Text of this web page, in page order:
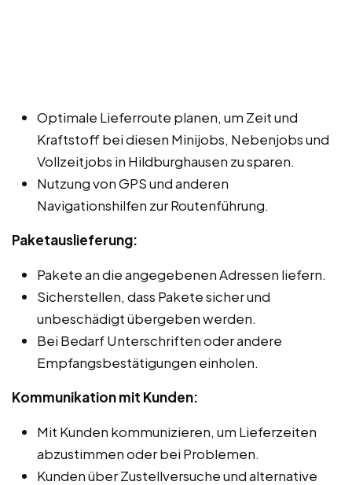
Optimale Lieferroute planen, um Zeit und
Kraftstoff bei diesen Minijobs, Nebenjobs und
Vollzeitjobs in Hildburghausen zu sparen.
Nutzung von GPS und anderen
Navigationshilfen zur Routenführung.
Paketauslieferung:
Pakete an die angegebenen Adressen liefern.
Sicherstellen, dass Pakete sicher und
unbeschädigt übergeben werden.
Bei Bedarf Unterschriften oder andere
Empfangsbestätigungen einholen.
Kommunikation mit Kunden:
Mit Kunden kommunizieren, um Lieferzeiten
abzustimmen oder bei Problemen.
Kunden über Zustellversuche und alternative